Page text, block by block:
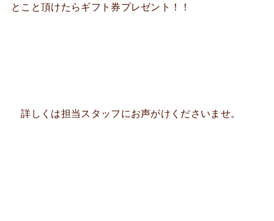
とこと頂けたらギフト券プレゼント！！
詳しくは担当スタッフにお声がけくださいませ。